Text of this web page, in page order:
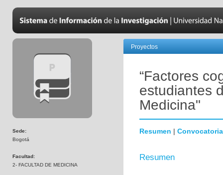
Sede:
Bogotá
Facultad:
2- FACULTAD DE MEDICINA
Proyectos
“Factores
estudiantes
Medicina"
Resumen | Convocatoria
Resumen